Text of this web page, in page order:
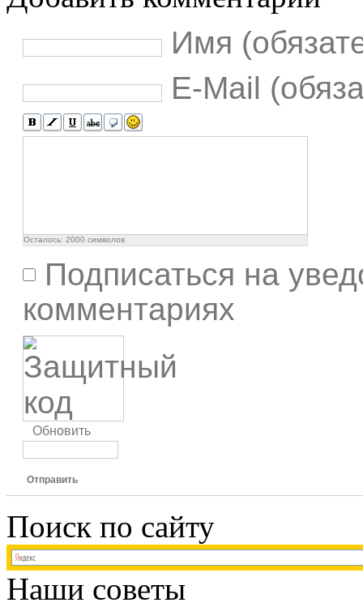
Имя
E-Mail
Осталось: 2000 символов
Подписаться на
комментариях
Обновить
Отправить
Поиск по сайту
Наши советы